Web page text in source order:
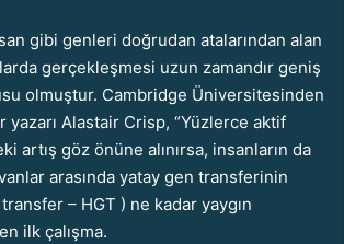
gibi genleri doğrudan atalarından alan
gerçekleşmesi uzun zamandır geniş
olmuştur. Cambridge Üniversitesinden
yazarı Alastair Crisp, “Yüzlerce aktif
artış göz önüne alınırsa, insanların da
arasında yatay gen transferinin
– HGT ) ne kadar yaygın
ilk çalışma.